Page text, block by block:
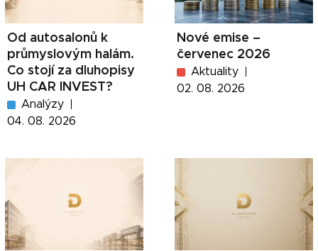
Od autosalonů k
průmyslovým halám.
Co stojí za dluhopisy
UH CAR INVEST?
Analýzy
04. 08. 2026
Nové emise –
červenec 2026
Aktuality
02. 08. 2026